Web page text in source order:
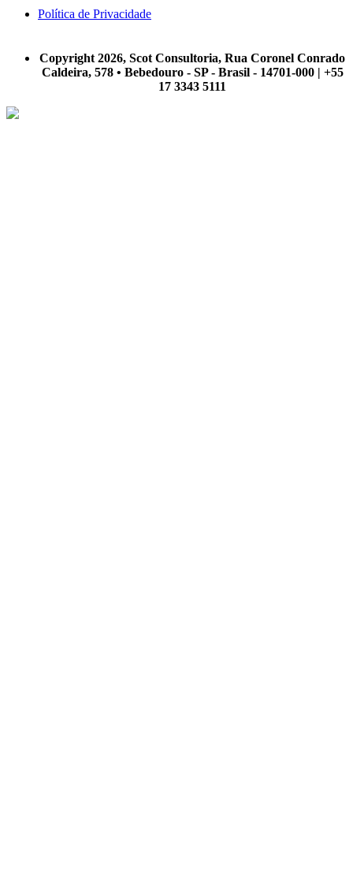
Política de Privacidade
Copyright 2026, Scot Consultoria, Rua Coronel Conrado
Caldeira, 578 • Bebedouro - SP - Brasil - 14701-000 | +55
17 3343 5111